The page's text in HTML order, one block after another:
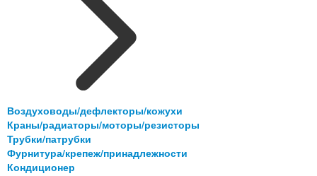
Воздуховоды/дефлекторы/кожухи
Краны/радиаторы/моторы/резисторы
Трубки/патрубки
Фурнитура/крепеж/принадлежности
Кондиционер